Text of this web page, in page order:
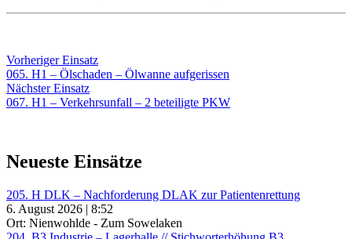
Beitragsnavigation
Vorheriger EinsatzVorheriger
Einsatz:
065. H1 – Ölschaden – Ölwanne aufgerissen
Nächster EinsatzNächster
Einsatz:
067. H1 – Verkehrsunfall – 2 beteiligte PKW
Neueste Einsätze
205. H DLK – Nachforderung DLAK zur Patientenrettung
6. August 2026 | 8:52
Ort: Nienwohlde - Zum Sowelaken